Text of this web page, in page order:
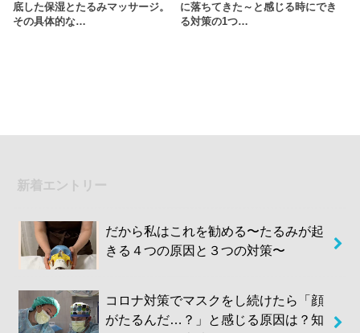
底した保湿とたるみマッサージ。
その具体的な…
に落ちてきた～と感じる時にでき
る対策の1つ…
新着エントリー
だから私はこれを勧める〜たるみが起
きる４つの原因と３つの対策〜
コロナ対策でマスクをし続けたら「顔
がたるんだ…？」と感じる原因は？知